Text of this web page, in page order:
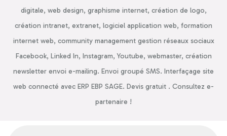
digitale, web design, graphisme internet, création de logo,
création intranet, extranet, logiciel application web, formation
internet web, community management gestion réseaux sociaux
Facebook, Linked In, Instagram, Youtube, webmaster, création
newsletter envoi e-mailing. Envoi groupé SMS. Interfaçage site
web connecté avec ERP EBP SAGE. Devis gratuit . Consultez e-
partenaire !